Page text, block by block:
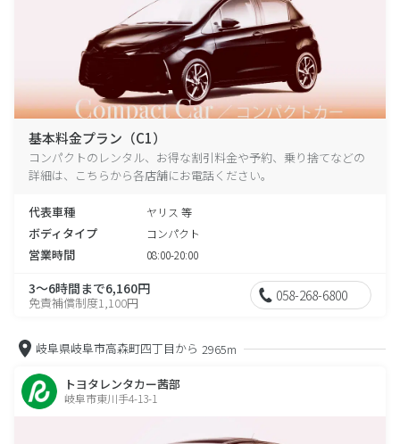
基本料金プラン（C1）
コンパクトのレンタル、お得な割引料金や予約、乗り捨てなどの
詳細は、こちらから各店舗にお電話ください。
代表車種 ヤリス 等
ボディタイプ コンパクト
営業時間 08:00-20:00
3～6時間まで6,160円
免責補償制度1,100円 058-268-6800
岐阜県岐阜市高森町四丁目から 2965m
トヨタレンタカー茜部
岐阜市東川手4-13-1